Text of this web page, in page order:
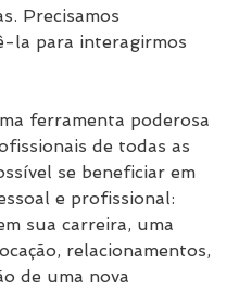
Precisamos
la para interagirmos
ferramenta poderosa
de todas as
se beneficiar em
e profissional:
sua carreira, uma
relacionamentos,
de uma nova